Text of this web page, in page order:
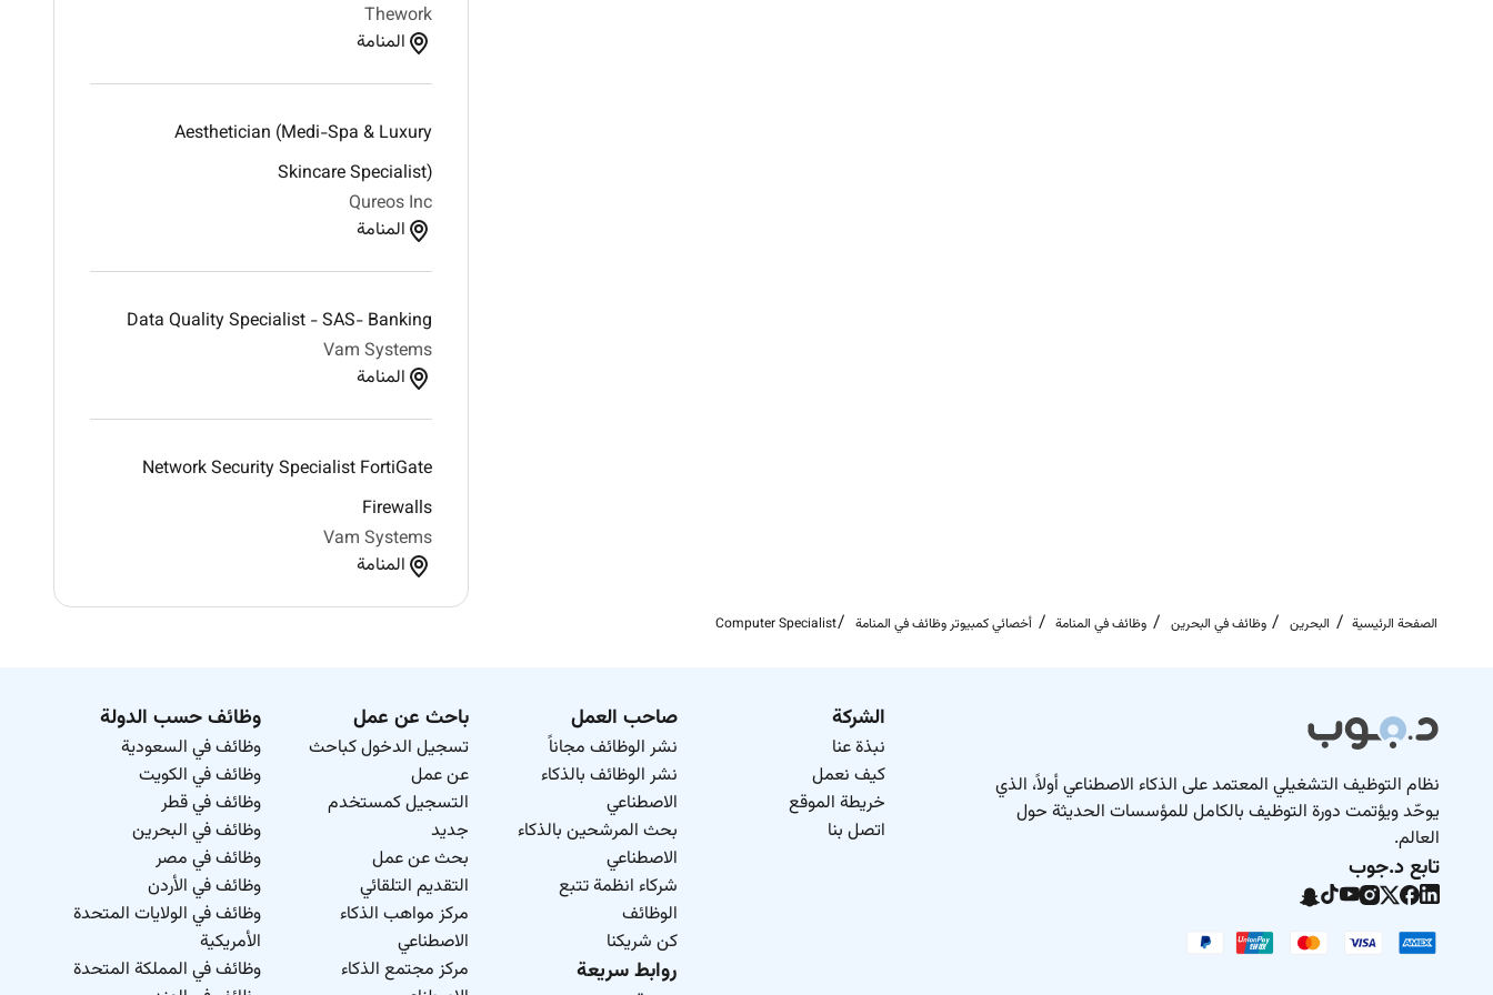
Thework
المنامة
Aesthetician (Medi-Spa & Luxury
Skincare Specialist)
Qureos Inc
المنامة
Data Quality Specialist - SAS- Banking
Vam Systems
المنامة
Network Security Specialist FortiGate
Firewalls
Vam Systems
المنامة
الصفحة الرئيسية البحرين وظائف في البحرين وظائف في المنامة أخصائي كمبيوتر وظائف في المنامة Computer Specialist
نظام التوظيف التشغيلي المعتمد على الذكاء الاصطناعي أولاً، الذي
يوحّد ويؤتمت دورة التوظيف بالكامل للمؤسسات الحديثة حول
العالم.
تابع د.جوب
الشركة
نبذة عنا
كيف نعمل
خريطة الموقع
اتصل بنا
صاحب العمل
نشر الوظائف مجاناً
نشر الوظائف بالذكاء
الاصطناعي
بحث المرشحين بالذكاء
الاصطناعي
شركاء انظمة تتبع
الوظائف
كن شريكنا
روابط سريعة
باحث عن عمل
تسجيل الدخول كباحث
عن عمل
التسجيل كمستخدم
جديد
بحث عن عمل
التقديم التلقائي
مركز مواهب الذكاء
الاصطناعي
مركز مجتمع الذكاء
وظائف حسب الدولة
وظائف في السعودية
وظائف في الكويت
وظائف في قطر
وظائف في البحرين
وظائف في مصر
وظائف في الأردن
وظائف في الولايات المتحدة
الأمريكية
وظائف في المملكة المتحدة